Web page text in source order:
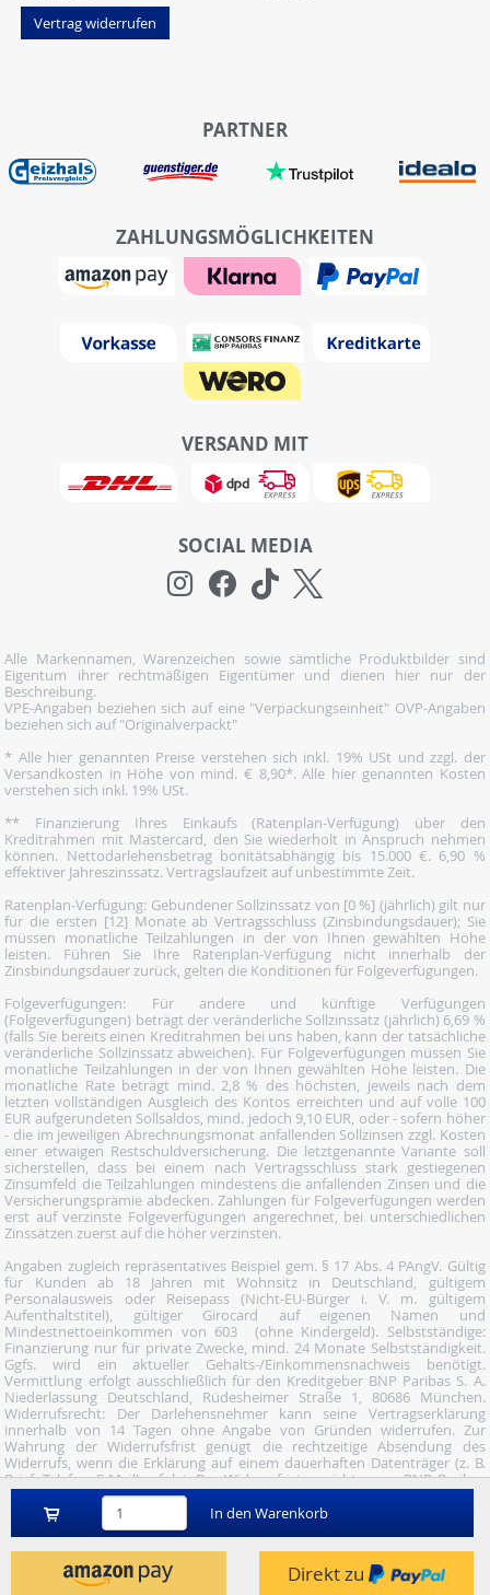
In den Warenkorb
Direkt zu
Vertrag widerrufen
PARTNER
ZAHLUNGSMÖGLICHKEITEN
VERSAND MIT
SOCIAL MEDIA
Alle Markennamen, Warenzeichen sowie sämtliche Produktbilder sind
Eigentum ihrer rechtmäßigen Eigentümer und dienen hier nur der
Beschreibung.
VPE-Angaben beziehen sich auf eine "Verpackungseinheit" OVP-Angaben
beziehen sich auf "Originalverpackt"
* Alle hier genannten Preise verstehen sich inkl. 19% USt und zzgl. der
Versandkosten in Höhe von mind. € 8,90*. Alle hier genannten Kosten
verstehen sich inkl. 19% USt.
** Finanzierung Ihres Einkaufs (Ratenplan-Verfügung) über den
Kreditrahmen mit Mastercard, den Sie wiederholt in Anspruch nehmen
können. Nettodarlehensbetrag bonitätsabhängig bis 15.000 €. 6,90 %
effektiver Jahreszinssatz. Vertragslaufzeit auf unbestimmte Zeit.
Ratenplan-Verfügung: Gebundener Sollzinssatz von [0 %] (jährlich) gilt nur
für die ersten [12] Monate ab Vertragsschluss (Zinsbindungsdauer); Sie
müssen monatliche Teilzahlungen in der von Ihnen gewählten Höhe
leisten. Führen Sie Ihre Ratenplan-Verfügung nicht innerhalb der
Zinsbindungsdauer zurück, gelten die Konditionen für Folgeverfügungen.
Folgeverfügungen: Für andere und künftige Verfügungen
(Folgeverfügungen) beträgt der veränderliche Sollzinssatz (jährlich) 6,69 %
(falls Sie bereits einen Kreditrahmen bei uns haben, kann der tatsächliche
veränderliche Sollzinssatz abweichen). Für Folgeverfügungen müssen Sie
monatliche Teilzahlungen in der von Ihnen gewählten Höhe leisten. Die
monatliche Rate beträgt mind. 2,8 % des höchsten, jeweils nach dem
letzten vollständigen Ausgleich des Kontos erreichten und auf volle 100
EUR aufgerundeten Sollsaldos, mind. jedoch 9,10 EUR, oder - sofern höher
- die im jeweiligen Abrechnungsmonat anfallenden Sollzinsen zzgl. Kosten
einer etwaigen Restschuldversicherung. Die letztgenannte Variante soll
sicherstellen, dass bei einem nach Vertragsschluss stark gestiegenen
Zinsumfeld die Teilzahlungen mindestens die anfallenden Zinsen und die
Versicherungsprämie abdecken. Zahlungen für Folgeverfügungen werden
erst auf verzinste Folgeverfügungen angerechnet, bei unterschiedlichen
Zinssätzen zuerst auf die höher verzinsten.
Angaben zugleich repräsentatives Beispiel gem. § 17 Abs. 4 PAngV. Gültig
für Kunden ab 18 Jahren mit Wohnsitz in Deutschland, gültigem
Personalausweis oder Reisepass (Nicht-EU-Bürger i. V. m. gültigem
Aufenthaltstitel), gültiger Girocard auf eigenen Namen und
Mindestnettoeinkommen von 603  (ohne Kindergeld). Selbstständige:
Finanzierung nur für private Zwecke, mind. 24 Monate Selbstständigkeit.
Ggfs. wird ein aktueller Gehalts-/Einkommensnachweis benötigt.
Vermittlung erfolgt ausschließlich für den Kreditgeber BNP Paribas S. A.
Niederlassung Deutschland, Rüdesheimer Straße 1, 80686 München.
Widerrufsrecht: Der Darlehensnehmer kann seine Vertragserklärung
innerhalb von 14 Tagen ohne Angabe von Gründen widerrufen. Zur
Wahrung der Widerrufsfrist genügt die rechtzeitige Absendung des
Widerrufs, wenn die Erklärung auf einem dauerhaften Datenträger (z. B.
Brief, Telefax, E-Mail) erfolgt. Der Widerruf ist zu richten an: BNP Paribas
S.A. Niederlassung Deutschland, Wuhanstraße 5, 47051 Duisburg (Fax: 02
03/34 69 54-09; Tel.: 02 03/34 69 54-02; E- Mail:
widerruf@consorsfinanz.de).
Nutze unser Midnight-Shopping und bestelle versandkostenfrei.
Genauere Infos findest du